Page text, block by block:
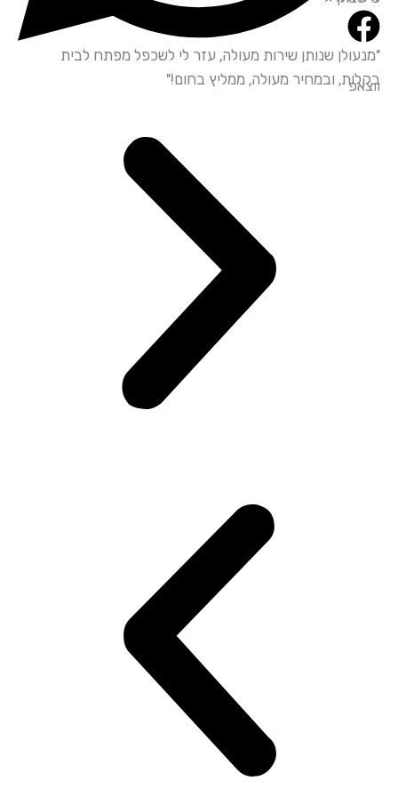
ווצאפ
"מנעולן שנותן שירות מעולה, עזר לי לשכפל מפתח לבית
בקלות, ובמחיר מעולה, ממליץ בחום!"